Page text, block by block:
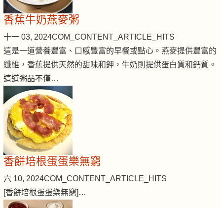
香蕉牛奶燕麥粥
十一 03, 2024COM_CONTENT_ARTICLE_HITS
這是一道營養豐富、口感豐富的早餐或點心。燕麥提供豐富的
纖維，香蕉提供天然的甜味和鉀，牛奶則提供蛋白質和鈣質。
這道粥品不僅…
香餅培根蛋蛋樂無窮
六 10, 2024COM_CONTENT_ARTICLE_HITS
[香餅培根蛋蛋樂無窮]…